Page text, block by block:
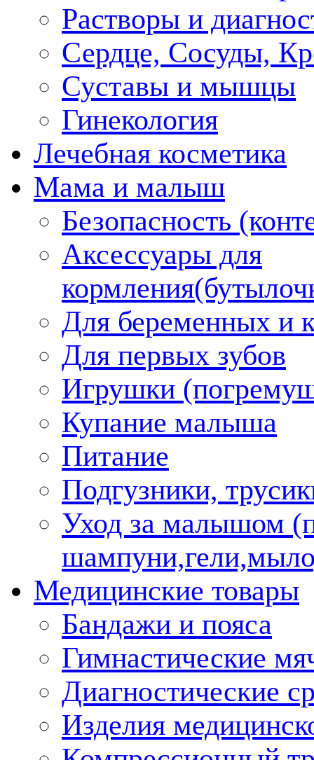
Растворы и
Сердце, Сосуды,
Суставы и мышцы
Гинекология
Лечебная косметика
Мама и малыш
Безопасность
Аксессуары для
Для беременных и
Для первых зубов
Игрушки
Купание малыша
Питание
Подгузники,
Уход за малышом
Медицинские товары
Бандажи и пояса
Гимнастические
Диагностические
Изделия